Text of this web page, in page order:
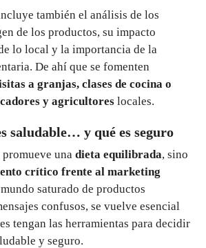
también el análisis de los
de los productos, su impacto
lo local y la importancia de la
De ahí que se fomenten
a granjas, clases de cocina o
y agricultores locales.
saludable… y qué es seguro
una dieta equilibrada, sino
crítico frente al marketing
saturado de productos
confusos, se vuelve esencial
tengan las herramientas para decidir
y seguro.